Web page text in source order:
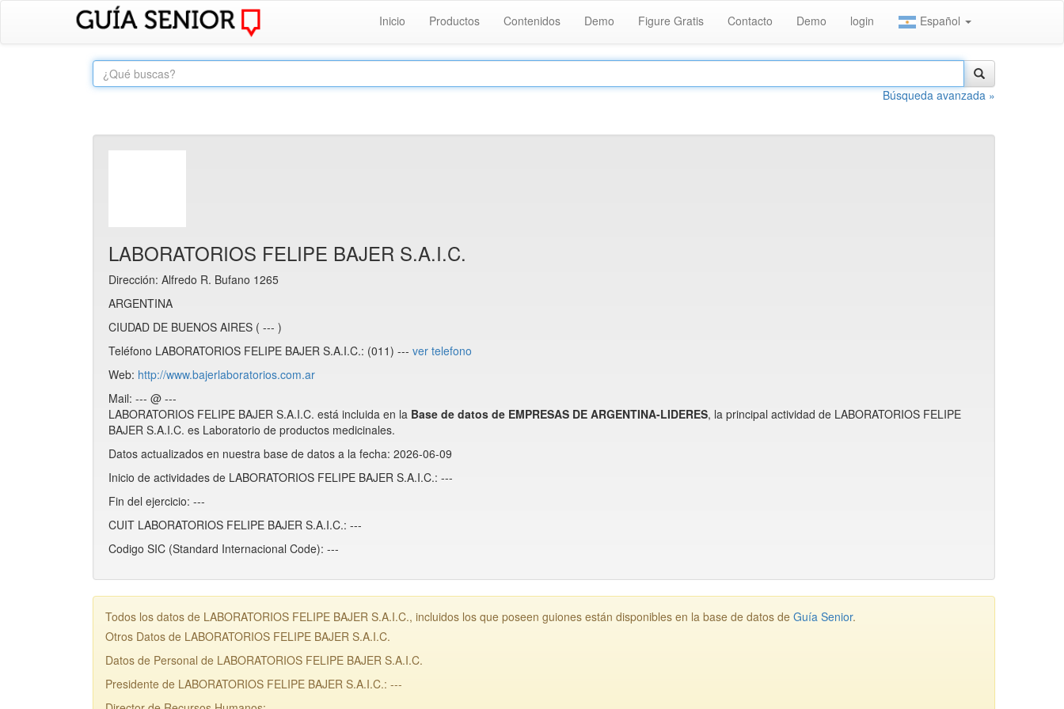
Inicio Productos Contenidos Demo Figure Gratis Contacto Demo login Español
Búsqueda avanzada »
LABORATORIOS FELIPE BAJER S.A.I.C.
Dirección: Alfredo R. Bufano 1265
ARGENTINA
CIUDAD DE BUENOS AIRES ( --- )
Teléfono LABORATORIOS FELIPE BAJER S.A.I.C.: (011) --- ver telefono
Web: http://www.bajerlaboratorios.com.ar
Mail: --- @ ---
LABORATORIOS FELIPE BAJER S.A.I.C. está incluida en la Base de datos de EMPRESAS DE ARGENTINA-LIDERES, la principal actividad de LABORATORIOS FELIPE
BAJER S.A.I.C. es Laboratorio de productos medicinales.
Datos actualizados en nuestra base de datos a la fecha: 2026-06-09
Inicio de actividades de LABORATORIOS FELIPE BAJER S.A.I.C.: ---
Fin del ejercicio: ---
CUIT LABORATORIOS FELIPE BAJER S.A.I.C.: ---
Codigo SIC (Standard Internacional Code): ---
Todos los datos de LABORATORIOS FELIPE BAJER S.A.I.C., incluidos los que poseen guiones están disponibles en la base de datos de Guía Senior.
Otros Datos de LABORATORIOS FELIPE BAJER S.A.I.C.
Datos de Personal de LABORATORIOS FELIPE BAJER S.A.I.C.
Presidente de LABORATORIOS FELIPE BAJER S.A.I.C.: ---